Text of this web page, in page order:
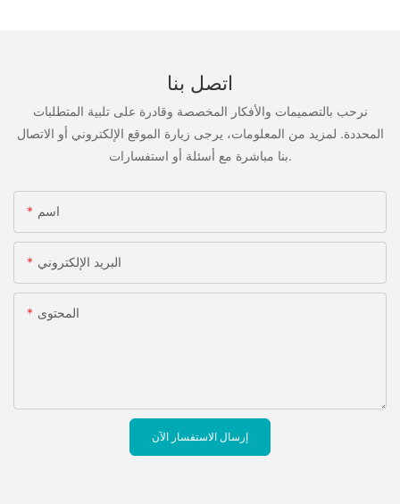
اتصل بنا
نرحب بالتصميمات والأفكار المخصصة وقادرة على تلبية المتطلبات
المحددة. لمزيد من المعلومات، يرجى زيارة الموقع الإلكتروني أو الاتصال
بنا مباشرة مع أسئلة أو استفسارات.
اسم
البريد الإلكتروني
المحتوى
إرسال الاستفسار الآن